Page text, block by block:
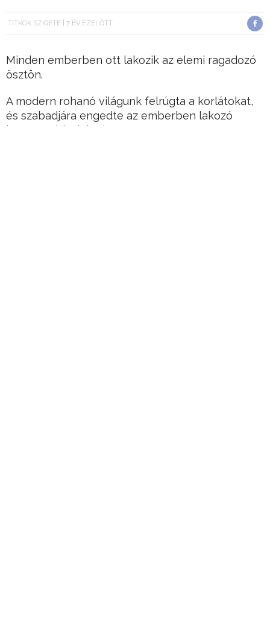
TITKOK SZIGETE 7 ÉV EZELŐTT
Minden emberben ott lakozik az elemi ragadozó
ösztön.
A modern rohanó világunk felrúgta a korlátokat,
és szabadjára engedte az emberben lakozó
legrosszabb dolgokat.